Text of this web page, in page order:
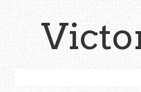
content